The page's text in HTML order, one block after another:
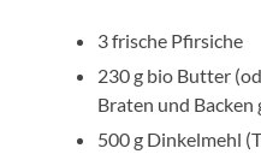
3 frische Pfirsiche
230 g bio Butter
Braten und Backen
500 g Dinkelmehl